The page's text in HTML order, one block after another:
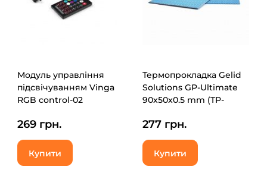
Модуль управління
підсвічуванням Vinga
RGB control-02
269 грн.
Купити
Термопрокладка Gelid
Solutions GP-Ultimate
90x50x0.5 mm (TP-
277 грн.
Купити